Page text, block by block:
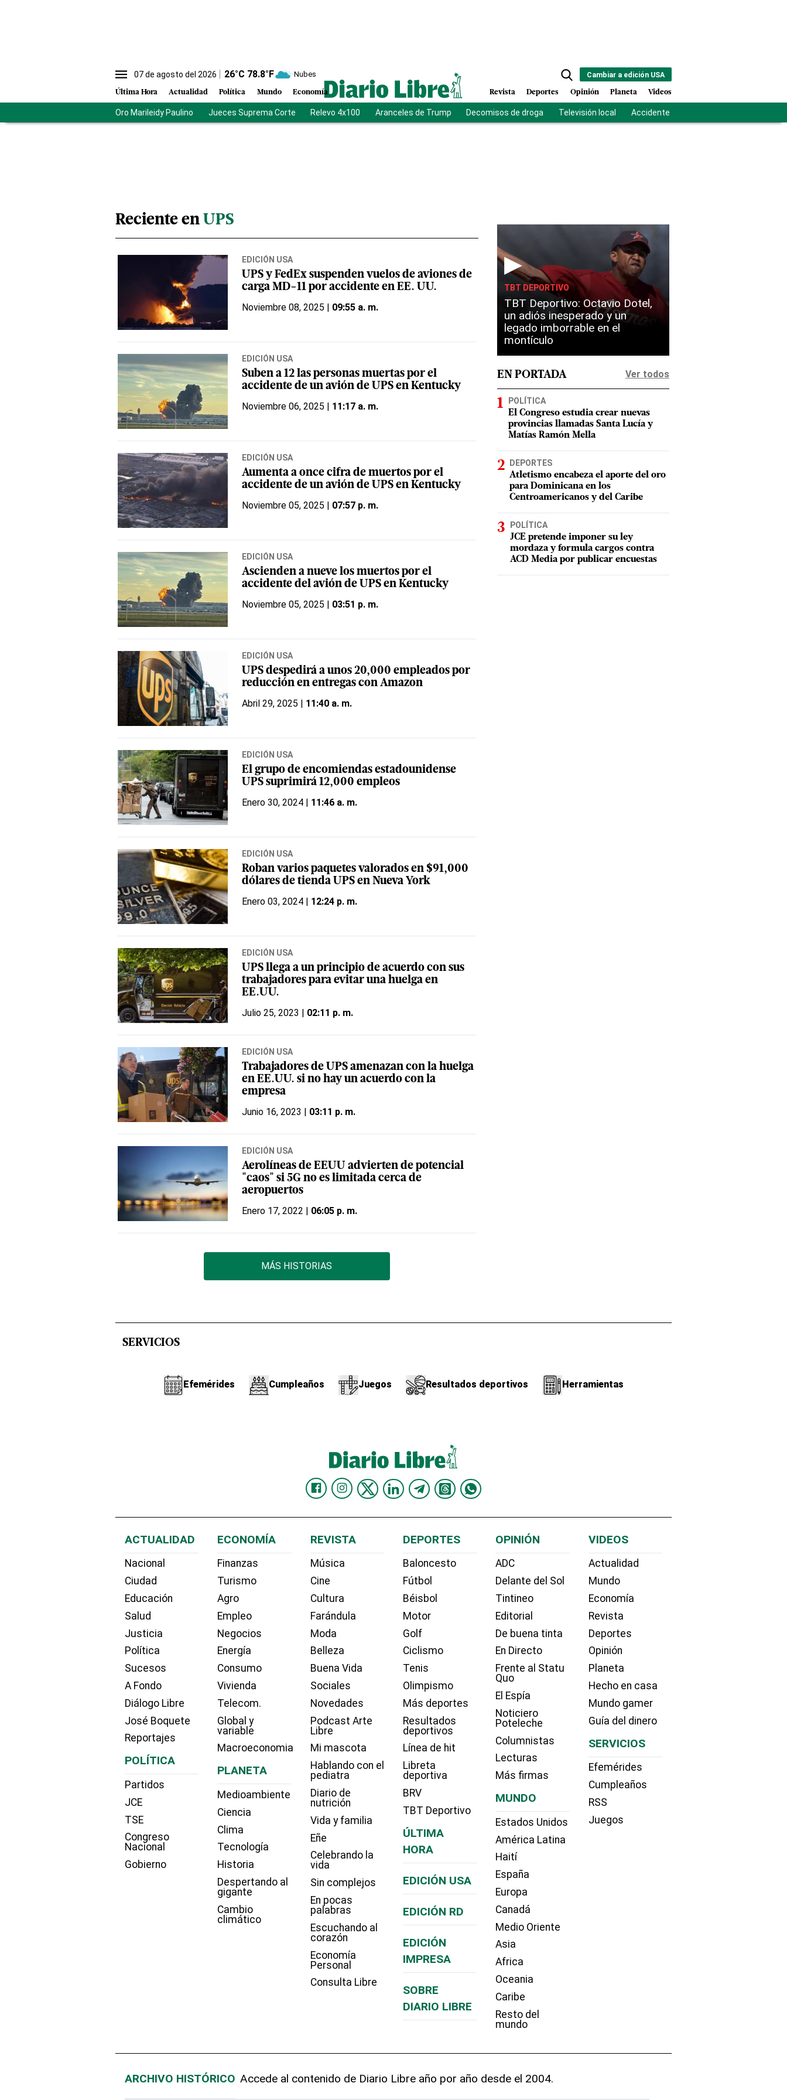
07 de agosto del 2026 26°C 78.8°F Nubes
Última Hora Actualidad Política Mundo Economía
Cambiar a edición USA
Revista Deportes Opinión Planeta Videos
Oro Marileidy Paulino Jueces Suprema Corte Relevo 4x100 Aranceles de Trump Decomisos de droga Televisión local Accidente Los Ríos
Reciente en UPS
EDICIÓN USA
UPS y FedEx suspenden vuelos de aviones de
carga MD-11 por accidente en EE. UU.
Noviembre 08, 2025 | 09:55 a. m.
EDICIÓN USA
Suben a 12 las personas muertas por el
accidente de un avión de UPS en Kentucky
Noviembre 06, 2025 | 11:17 a. m.
EDICIÓN USA
Aumenta a once cifra de muertos por el
accidente de un avión de UPS en Kentucky
Noviembre 05, 2025 | 07:57 p. m.
EDICIÓN USA
Ascienden a nueve los muertos por el
accidente del avión de UPS en Kentucky
Noviembre 05, 2025 | 03:51 p. m.
EDICIÓN USA
UPS despedirá a unos 20,000 empleados por
reducción en entregas con Amazon
Abril 29, 2025 | 11:40 a. m.
EDICIÓN USA
El grupo de encomiendas estadounidense
UPS suprimirá 12,000 empleos
Enero 30, 2024 | 11:46 a. m.
EDICIÓN USA
Roban varios paquetes valorados en $91,000
dólares de tienda UPS en Nueva York
Enero 03, 2024 | 12:24 p. m.
EDICIÓN USA
UPS llega a un principio de acuerdo con sus
trabajadores para evitar una huelga en
EE.UU.
Julio 25, 2023 | 02:11 p. m.
EDICIÓN USA
Trabajadores de UPS amenazan con la huelga
en EE.UU. si no hay un acuerdo con la
empresa
Junio 16, 2023 | 03:11 p. m.
EDICIÓN USA
Aerolíneas de EEUU advierten de potencial
"caos" si 5G no es limitada cerca de
aeropuertos
Enero 17, 2022 | 06:05 p. m.
MÁS HISTORIAS
▶
TBT DEPORTIVO
TBT Deportivo: Octavio Dotel,
un adiós inesperado y un
legado imborrable en el
montículo
EN PORTADA Ver todos
POLÍTICA
El Congreso estudia crear nuevas
provincias llamadas Santa Lucía y
Matías Ramón Mella
DEPORTES
Atletismo encabeza el aporte del oro
para Dominicana en los
Centroamericanos y del Caribe
POLÍTICA
JCE pretende imponer su ley
mordaza y formula cargos contra
ACD Media por publicar encuestas
SERVICIOS
Efemérides Cumpleaños Juegos Resultados deportivos Herramientas
ACTUALIDAD
Nacional
Ciudad
Educación
Salud
Justicia
Política
Sucesos
A Fondo
Diálogo Libre
José Boquete
Reportajes
POLÍTICA
Partidos
JCE
TSE
Congreso
Nacional
Gobierno
ECONOMÍA
Finanzas
Turismo
Agro
Empleo
Negocios
Energía
Consumo
Vivienda
Telecom.
Global y
variable
Macroeconomia
PLANETA
Medioambiente
Ciencia
Clima
Tecnología
Historia
Despertando al
gigante
Cambio
climático
REVISTA
Música
Cine
Cultura
Farándula
Moda
Belleza
Buena Vida
Sociales
Novedades
Podcast Arte
Libre
Mi mascota
Hablando con el
pediatra
Diario de
nutrición
Vida y familia
Eñe
Celebrando la
vida
Sin complejos
En pocas
palabras
Escuchando al
corazón
Economía
Personal
Consulta Libre
DEPORTES
Baloncesto
Fútbol
Béisbol
Motor
Golf
Ciclismo
Tenis
Olimpismo
Más deportes
Resultados
deportivos
Línea de hit
Libreta
deportiva
BRV
TBT Deportivo
ÚLTIMA
HORA
EDICIÓN USA
EDICIÓN RD
EDICIÓN
IMPRESA
SOBRE
DIARIO LIBRE
OPINIÓN
ADC
Delante del Sol
Tintineo
Editorial
De buena tinta
En Directo
Frente al Statu
Quo
El Espía
Noticiero
Poteleche
Columnistas
Lecturas
Más firmas
MUNDO
Estados Unidos
América Latina
Haití
España
Europa
Canadá
Medio Oriente
Asia
Africa
Oceania
Caribe
Resto del
mundo
VIDEOS
Actualidad
Mundo
Economía
Revista
Deportes
Opinión
Planeta
Hecho en casa
Mundo gamer
Guía del dinero
SERVICIOS
Efemérides
Cumpleaños
RSS
Juegos
ARCHIVO HISTÓRICO Accede al contenido de Diario Libre año por año desde el 2004.